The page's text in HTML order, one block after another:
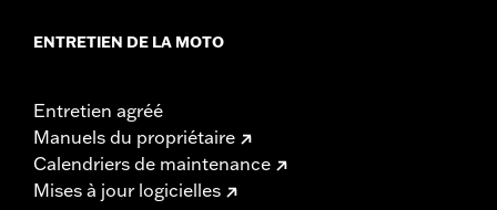
ENTRETIEN DE LA MOTO
Entretien agréé
Manuels du propriétaire
Calendriers de maintenance
Mises à jour logicielles